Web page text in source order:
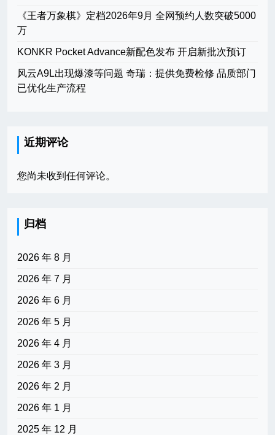
《王者万象棋》定档2026年9月 全网预约人数突破5000
万
KONKR Pocket Advance新配色发布 开启新批次预订
风云A9L出现爆漆等问题 奇瑞：提供免费检修 品质部门
已优化生产流程
近期评论
您尚未收到任何评论。
归档
2026 年 8 月
2026 年 7 月
2026 年 6 月
2026 年 5 月
2026 年 4 月
2026 年 3 月
2026 年 2 月
2026 年 1 月
2025 年 12 月